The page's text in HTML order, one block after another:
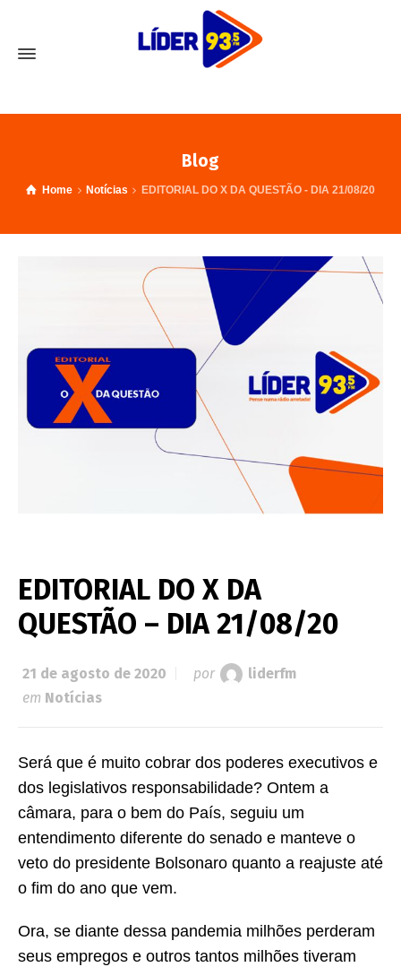
Blog
Home Notícias EDITORIAL DO X DA QUESTÃO - DIA 21/08/20
EDITORIAL DO X DA
QUESTÃO – DIA 21/08/20
21 de agosto de 2020 por
liderfm
em Notícias
Será que é muito cobrar dos poderes executivos e
dos legislativos responsabilidade? Ontem a
câmara, para o bem do País, seguiu um
entendimento diferente do senado e manteve o
veto do presidente Bolsonaro quanto a reajuste até
o fim do ano que vem.
Ora, se diante dessa pandemia milhões perderam
seus empregos e outros tantos milhões tiveram